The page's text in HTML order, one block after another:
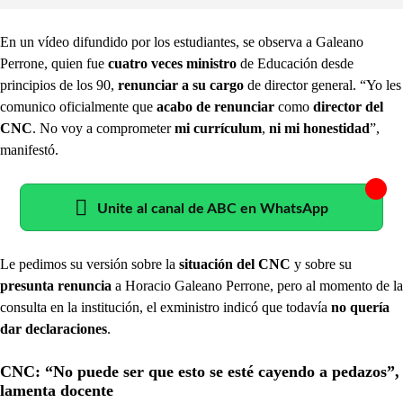
En un vídeo difundido por los estudiantes, se observa a Galeano
Perrone, quien fue cuatro veces ministro de Educación desde
principios de los 90, renunciar a su cargo de director general. “Yo les
comunico oficialmente que acabo de renunciar como director del
CNC. No voy a comprometermi currículum, ni mi honestidad”,
manifestó.
Unite al canal de ABC en WhatsApp
Le pedimos su versión sobre la situación del CNC y sobre su
presunta renuncia a Horacio Galeano Perrone, pero al momento de la
consulta en la institución, el exministro indicó que todavía no quería
dar declaraciones.
CNC: “No puede ser que esto se esté cayendo a pedazos”,
lamenta docente